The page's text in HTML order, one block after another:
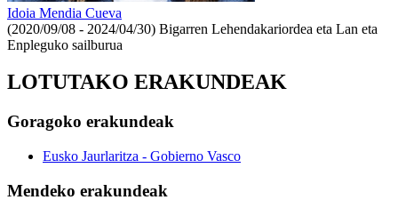
Idoia Mendia Cueva
(2020/09/08 - 2024/04/30) Bigarren Lehendakariordea eta Lan eta
Enpleguko sailburua
LOTUTAKO ERAKUNDEAK
Goragoko erakundeak
Eusko Jaurlaritza - Gobierno Vasco
Mendeko erakundeak